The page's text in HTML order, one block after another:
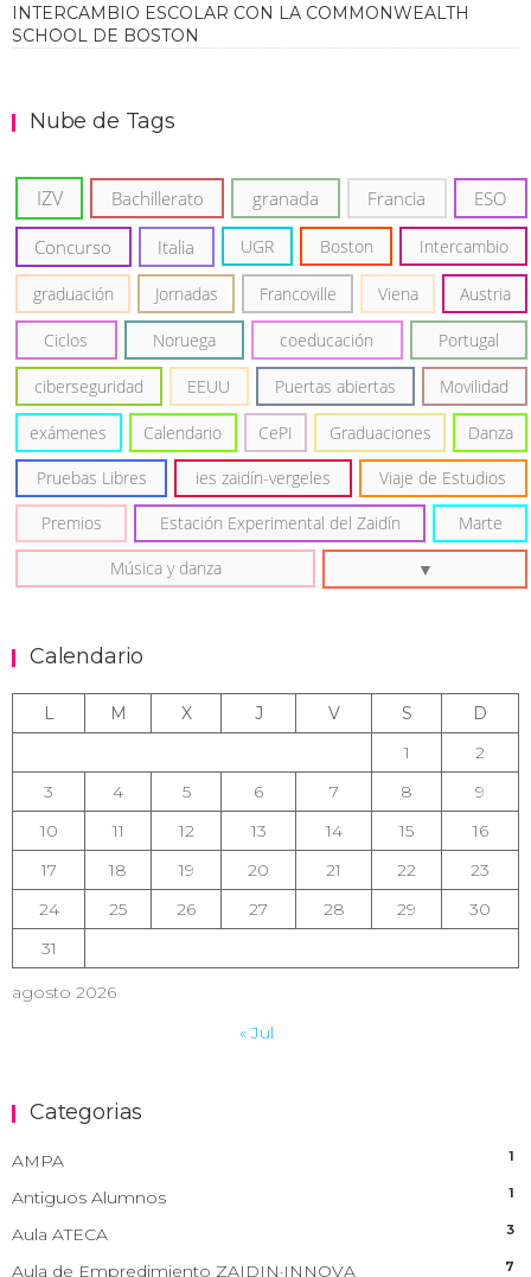
INTERCAMBIO ESCOLAR CON LA COMMONWEALTH
SCHOOL DE BOSTON
Nube de Tags
IZV Bachillerato granada Francia ESO
Concurso Italia UGR Boston Intercambio
graduación Jornadas Francoville Viena Austria
Ciclos Noruega coeducación Portugal
ciberseguridad EEUU Puertas abiertas Movilidad
exámenes Calendario CePI Graduaciones Danza
Pruebas Libres ies zaidín-vergeles Viaje de Estudios
Premios Estación Experimental del Zaidín Marte
Música y danza
Calendario
agosto 2026
L M X J V S
D
1
2
3
4 5 6 7 8
9
10
11 12 13 14 15
16
17
18 19 20 21 22
23
24
25 26 27 28 29
30
31
« Jul
Categorias
AMPA 1
Antiguos Alumnos 1
Aula ATECA 3
Aula de Empredimiento ZAIDIN·INNOVA 7